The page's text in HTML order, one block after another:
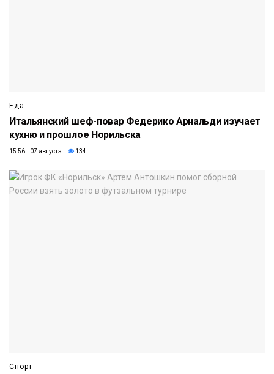
Еда
Итальянский шеф-повар Федерико Арнальди изучает
кухню и прошлое Норильска
15:56 07 августа 134
Спорт